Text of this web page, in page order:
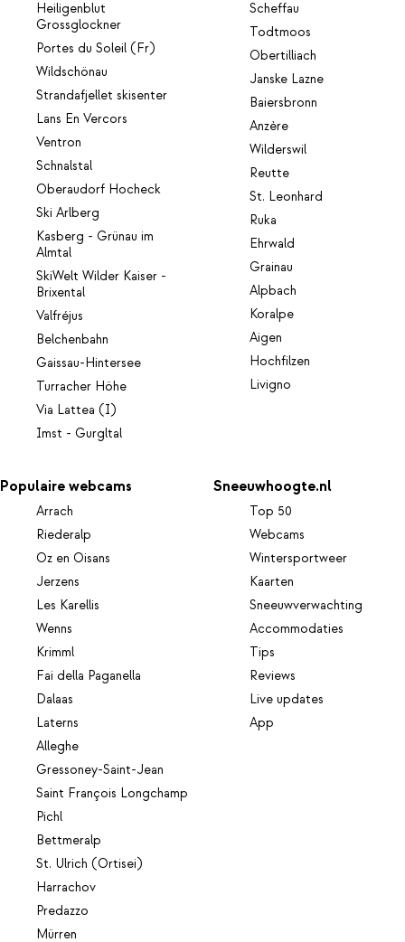
Heiligenblut
Grossglockner
Portes du Soleil (Fr)
Wildschönau
Strandafjellet skisenter
Lans En Vercors
Ventron
Schnalstal
Oberaudorf Hocheck
Ski Arlberg
Kasberg - Grünau im
Almtal
SkiWelt Wilder Kaiser -
Brixental
Valfréjus
Belchenbahn
Gaissau-Hintersee
Turracher Höhe
Via Lattea (I)
Imst - Gurgltal
Scheffau
Todtmoos
Obertilliach
Janske Lazne
Baiersbronn
Anzère
Wilderswil
Reutte
St. Leonhard
Ruka
Ehrwald
Grainau
Alpbach
Koralpe
Aigen
Hochfilzen
Livigno
Populaire webcams
Arrach
Riederalp
Oz en Oisans
Jerzens
Les Karellis
Wenns
Krimml
Fai della Paganella
Dalaas
Laterns
Alleghe
Gressoney-Saint-Jean
Saint François Longchamp
Pichl
Bettmeralp
St. Ulrich (Ortisei)
Harrachov
Predazzo
Mürren
Sneeuwhoogte.nl
Top 50
Webcams
Wintersportweer
Kaarten
Sneeuwverwachting
Accommodaties
Tips
Reviews
Live updates
App